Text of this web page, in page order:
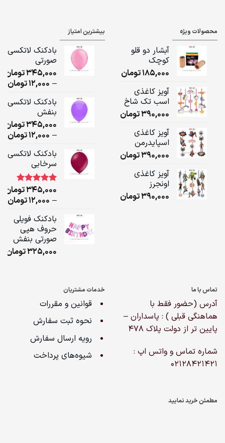
محصولات ویژه
آبشار دو قلو
کوچک
185,000تومان
آویز کاغذی
اسب تک شاخ
390,000تومان
آویز کاغذی
اسپایدرمن
390,000تومان
آویز کاغذی
اونجرز
390,000تومان
بیشترین امتیاز
بادکنک لاتکسی
صورتی
345,000تومان
–
12,000تومان
بادکنک لاتکسی
بنفش
345,000تومان
–
12,000تومان
بادکنک لاتکسی
سرخابی
امتیاز5.00
1
مشتری
345,000تومان
–
12,000تومان
بادکنک فویلی
حروف هپی
صورتی بنفش
325,000تومان
تماس با ما
آدرس (حضور فقط با
هماهنگی قبلی ) : پاسداران –
پایین تر از دولت پلاک ۴۷۸
شماره تماس و واتس اپ :
02128421421
خدمات مشتریان
قوانین و مقررات
نحوه ثبت سفارش
رویه ارسال سفارش
شیوه‌های پرداخت
مطمئن خرید نمایید